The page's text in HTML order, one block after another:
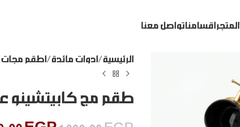
المتجر اقسامنا تواصل معنا
الرئيسية ادوات مائدة اطقم مجات
طقم مج